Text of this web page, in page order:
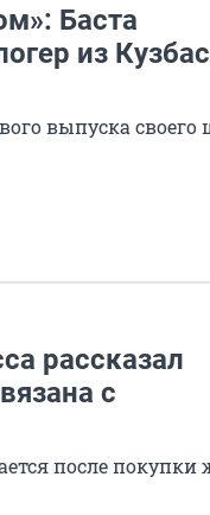
Баста
из
выпуска своего
рассказал
с
после покупки